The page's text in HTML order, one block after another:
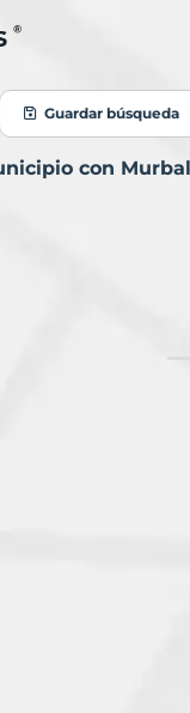
Guardar búsqueda
con